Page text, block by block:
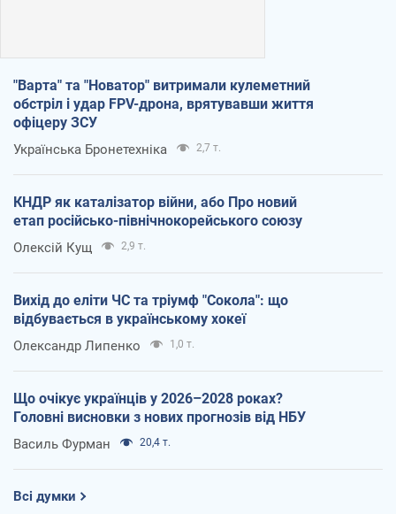
"Варта" та "Новатор" витримали кулеметний
обстріл і удар FPV-дрона, врятувавши життя
офіцеру ЗСУ
Українська Бронетехніка 2,7 т.
КНДР як каталізатор війни, або Про новий
етап російсько-північнокорейського союзу
Олексій Кущ 2,9 т.
Вихід до еліти ЧС та тріумф "Сокола": що
відбувається в українському хокеї
Олександр Липенко 1,0 т.
Що очікує українців у 2026–2028 роках?
Головні висновки з нових прогнозів від НБУ
Василь Фурман 20,4 т.
Всі думки